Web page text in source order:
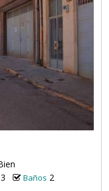
3 Baños 2